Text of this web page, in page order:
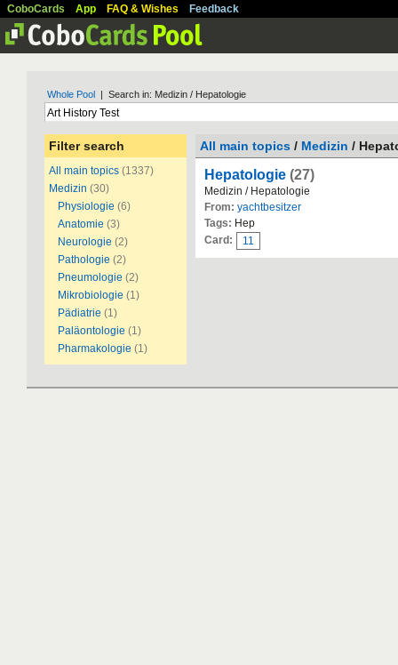
CoboCards App FAQ & Wishes Feedback
Whole Pool | Search in: Medizin / Hepatologie
Filter search
All main topics (1337)
Medizin (30)
Physiologie (6)
Anatomie (3)
Neurologie (2)
Pathologie (2)
Pneumologie (2)
Mikrobiologie (1)
Pädiatrie (1)
Paläontologie (1)
Pharmakologie (1)
All main topics / Medizin /
Hepatologie (27)
Medizin / Hepatologie
From: yachtbesitzer
Tags: Hep
Card:
11